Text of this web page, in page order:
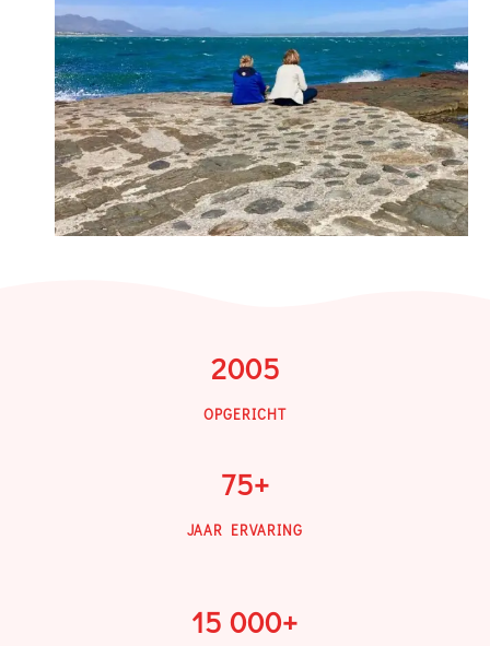
OPGERICHT
2005
JAAR ERVARING
75+
15 000+